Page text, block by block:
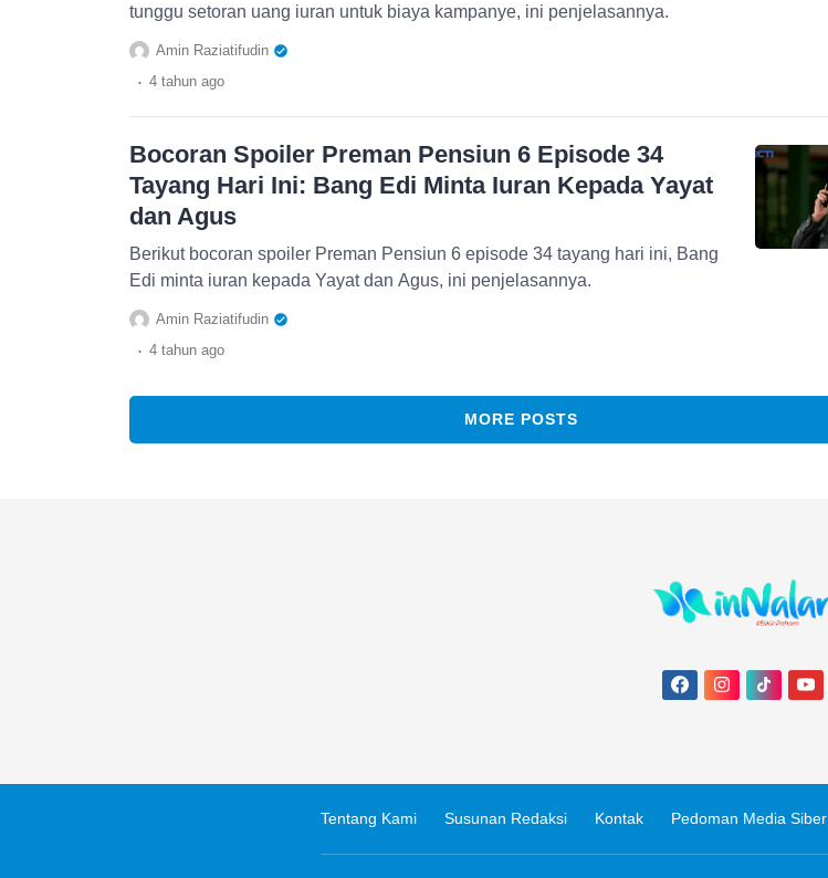
tunggu setoran uang iuran untuk biaya kampanye, ini penjelasannya.
Amin Raziatifudin
. 4 tahun ago
Bocoran Spoiler Preman Pensiun 6 Episode 34
Tayang Hari Ini: Bang Edi Minta Iuran Kepada Yayat
dan Agus
Berikut bocoran spoiler Preman Pensiun 6 episode 34 tayang hari ini, Bang
Edi minta iuran kepada Yayat dan Agus, ini penjelasannya.
Amin Raziatifudin
. 4 tahun ago
MORE POSTS
Tentang Kami Susunan Redaksi Kontak Pedoman Media Siber